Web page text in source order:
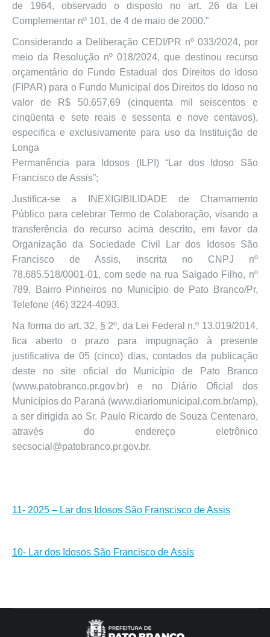
de 1964, observado o disposto no art. 26 da Lei
Complementar nº 101, de 4 de maio de 2000.”
Considerando a Deliberação CEDI/PR nº 033/2024, por
meio da Resolução nº 018/2024, que destinou recurso
orçamentário do Fundo Estadual dos Direitos do Idoso
(FIPAR) para o Fundo Municipal dos Direitos do Idoso no
valor de R$ 50.657,69 (cinquenta mil seiscentos e
cinqüenta e sete reais e sessenta e nove centavos),
especifica e exclusivamente para uso da Instituição de
Longa
Permanência para Idosos (ILPI) “Lar dos Idoso São
Francisco de Assis”;
Justifica-se a INEXIGIBILIDADE de Chamamento
Público para celebrar Termo de Colaboração, visando a
transferência do recurso acima descrito, em favor da
Organização da Sociedade Civil Lar dos Idosos São
Francisco de Assis, inscrita no CNPJ nº
78.685.518/0001-01, com sede na rua Salgado Filho, nº
789, Bairro Pinheiros no Município de Pato Branco/Pr,
Telefone (46) 3224-4093.
Na forma do art. 32, § 2º, da Lei Federal n.º 13.019/2014,
fica aberto o prazo para impugnação à presente
justificativa de 05 (cinco) dias, contados da publicação
deste no site oficial do Município de Pato Branco
(www.patobranco.pr.gov.br) e no Diário Oficial dos
Municípios do Paraná (www.diariomunicipal.com.br/amp),
a ser dirigida ao Sr. Paulo Ricardo de Souza Centenaro,
através do endereço eletrônico
secsocial@patobranco.pr.gov.br.
11- 2025 – Lar dos Idosos São Franscisco de Assis
10- Lar dos Idosos São Francisco de Assis